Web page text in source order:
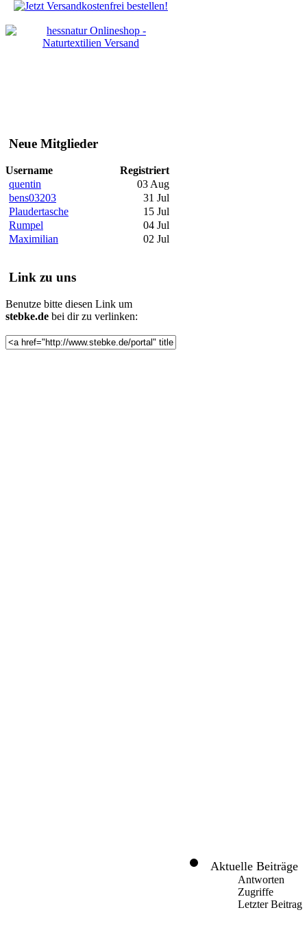
Neue Mitglieder
Username
Registriert
quentin
03 Aug
bens03203
31 Jul
Plaudertasche
15 Jul
Rumpel
04 Jul
Maximilian
02 Jul
Link zu uns
Benutze bitte diesen Link um
stebke.de bei dir zu verlinken:
Aktuelle Beiträge
Antworten
Zugriffe
Letzter Beitrag